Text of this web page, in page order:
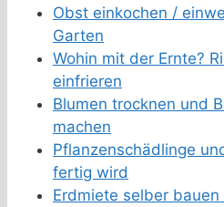
Obst einkochen /
Garten
Wohin mit der Ernte?
einfrieren
Blumen trocknen und
machen
Pflanzenschädlinge
fertig wird
Erdmiete selber bauen